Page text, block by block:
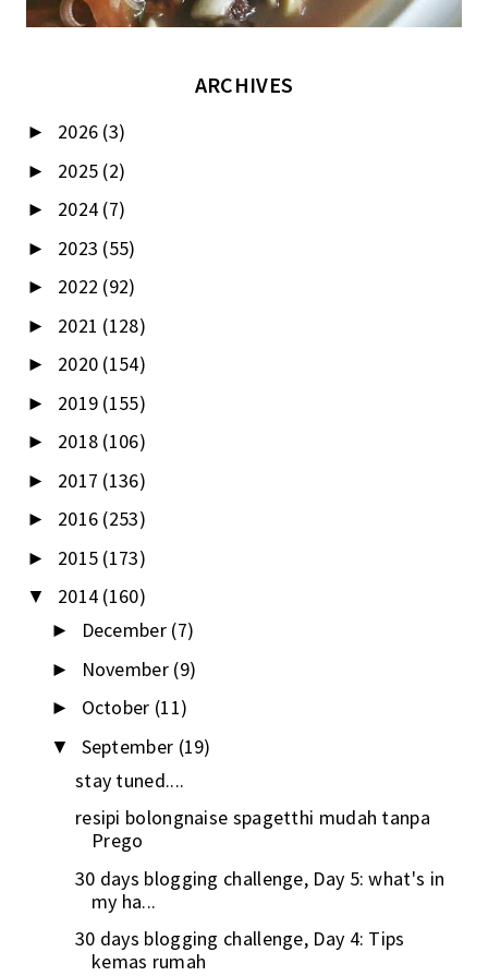
ARCHIVES
► 2026 (3)
► 2025 (2)
► 2024 (7)
► 2023 (55)
► 2022 (92)
► 2021 (128)
► 2020 (154)
► 2019 (155)
► 2018 (106)
► 2017 (136)
► 2016 (253)
► 2015 (173)
▼ 2014 (160)
► December (7)
► November (9)
► October (11)
▼ September (19)
stay tuned....
resipi bolongnaise spagetthi mudah tanpa
Prego
30 days blogging challenge, Day 5: what's in
my ha...
30 days blogging challenge, Day 4: Tips
kemas rumah